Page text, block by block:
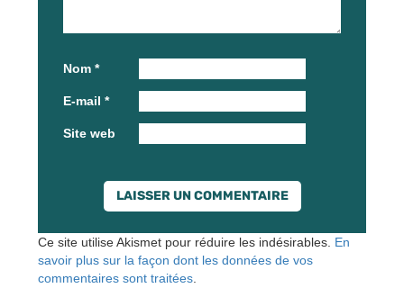
Nom *
E-mail *
Site web
Ce site utilise Akismet pour réduire les indésirables. En
savoir plus sur la façon dont les données de vos
commentaires sont traitées